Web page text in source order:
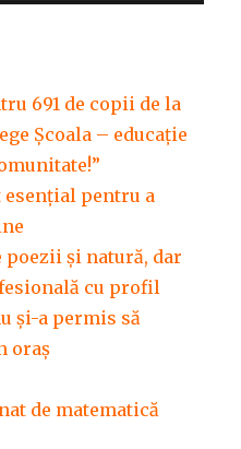
691 de copii de la
Școala – educație
esenţial pentru a
poezii și natură, dar
cu profil
și-a permis să
oraș
de matematică